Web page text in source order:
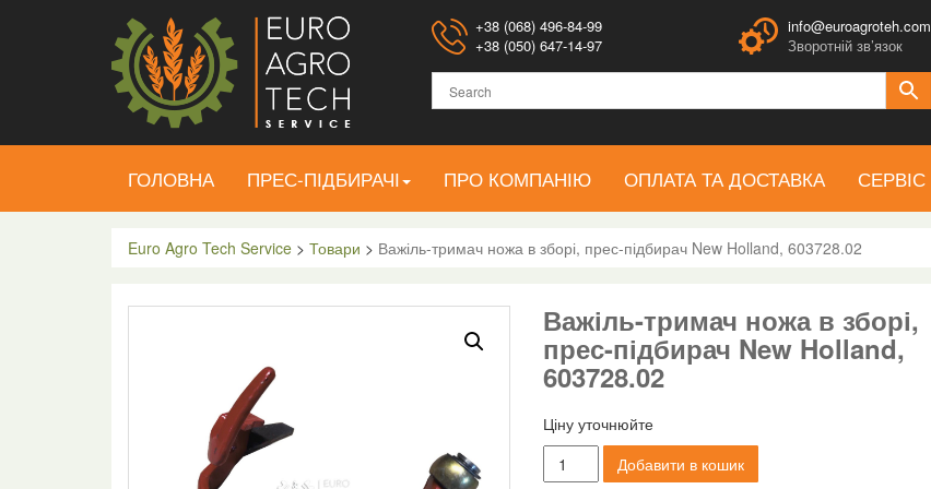
+38 (068) 496-84-99
+38 (050) 647-14-97
info@euroagroteh.com
Зворотній зв’язок
ГОЛОВНА ПРЕС-ПІДБИРАЧІ ПРО КОМПАНІЮ ОПЛАТА ТА ДОСТАВКА СЕРВІС
Euro Agro Tech Service > Товари > Важіль-тримач ножа в зборі, прес-підбирач New Holland, 603728.02
Важіль-тримач ножа в зборі,
прес-підбирач New Holland,
603728.02
Ціну уточнюйте
Важіль-
тримач
Добавити в кошик